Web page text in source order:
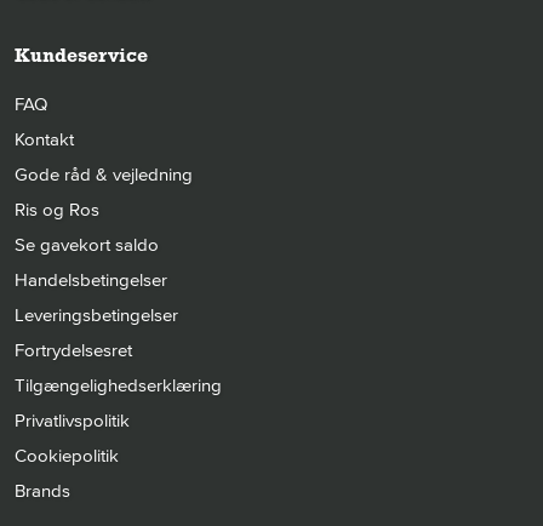
Kundeservice
FAQ
Kontakt
Gode råd & vejledning
Ris og Ros
Se gavekort saldo
Handelsbetingelser
Leveringsbetingelser
Fortrydelsesret
Tilgængelighedserklæring
Privatlivspolitik
Cookiepolitik
Brands